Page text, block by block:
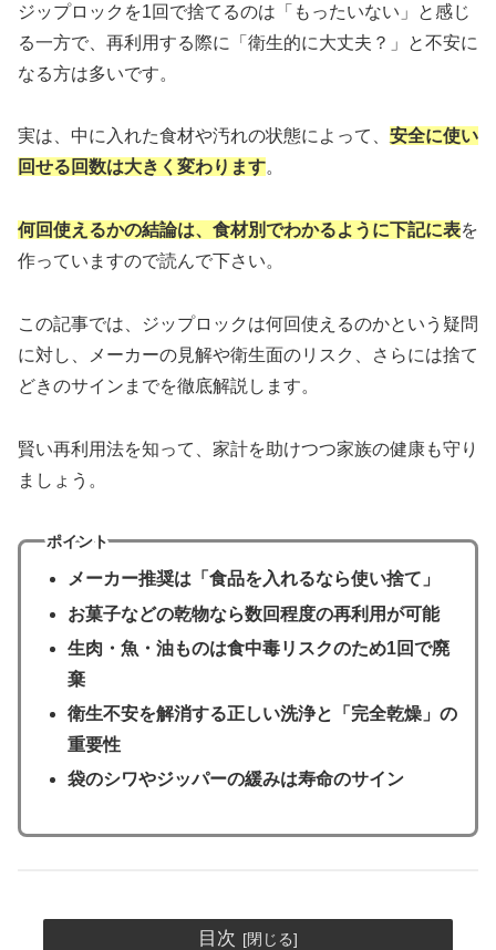
ジップロックを1回で捨てるのは「もったいない」と感じ
る一方で、再利用する際に「衛生的に大丈夫？」と不安に
なる方は多いです。
実は、中に入れた食材や汚れの状態によって、 安全に使い
回せる回数は大きく変わります。
何回使えるかの結論は、食材別でわかるように下記に表を
作っていますので読んで下さい。
この記事では、ジップロックは何回使えるのかという疑問
に対し、メーカーの見解や衛生面のリスク、さらには捨て
どきのサインまでを徹底解説します。
賢い再利用法を知って、家計を助けつつ家族の健康も守り
ましょう。
ポイント
メーカー推奨は「食品を入れるなら使い捨て」
お菓子などの乾物なら数回程度の再利用が可能
生肉・魚・油ものは食中毒リスクのため1回で廃
棄
衛生不安を解消する正しい洗浄と「完全乾燥」の
重要性
袋のシワやジッパーの緩みは寿命のサイン
目次